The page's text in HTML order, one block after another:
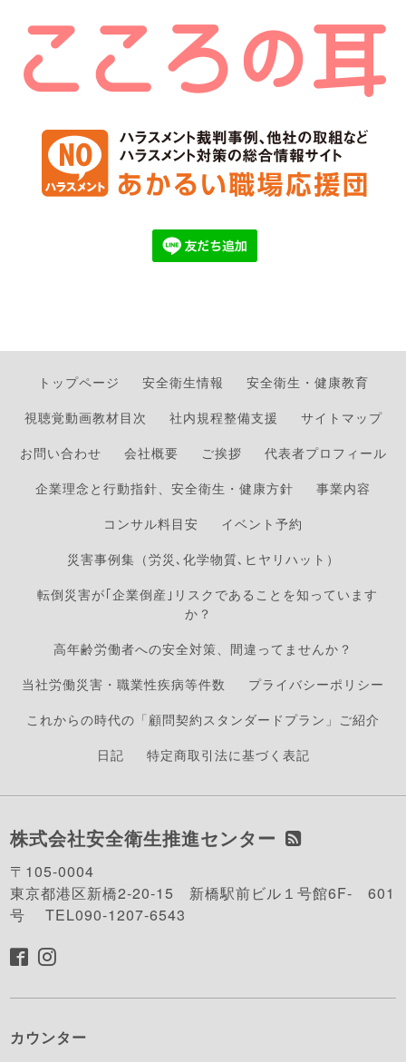
トップページ 安全衛生情報
安全衛生・健康教育
視聴覚動画教材目次
社内規程整備支援
サイトマップ
お問い合わせ
会社概要 ご挨拶
代表者プロフィール
企業理念と行動指針、安全衛生・健康方針
事業内容
コンサル料目安
イベント予約
災害事例集（労災､化学物質､ヒヤリハット）
転倒災害が｢企業倒産｣リスクであることを知っています
か？
高年齢労働者への安全対策、間違ってませんか？
当社労働災害・職業性疾病等件数
プライバシーポリシー
これからの時代の「顧問契約スタンダードプラン」ご紹介
日記
特定商取引法に基づく表記
株式会社安全衛生推進センター
〒105-0004
東京都港区新橋2-20-15 新橋駅前ビル１号館6F- 601
号 TEL090-1207-6543
カウンター